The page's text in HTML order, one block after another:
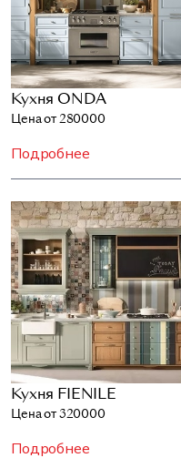
Кухня ONDA
Цена от 280000
Подробнее
Кухня FIENILE
Цена от 320000
Подробнее